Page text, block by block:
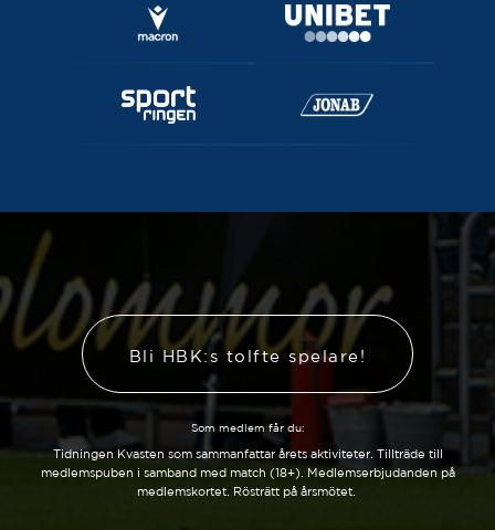
Bli HBK:s tolfte spelare!
Som medlem får du:
Tidningen Kvasten som sammanfattar årets aktiviteter. Tillträde till
medlemspuben i samband med match (18+). Medlemserbjudanden på
medlemskortet. Rösträtt på årsmötet.